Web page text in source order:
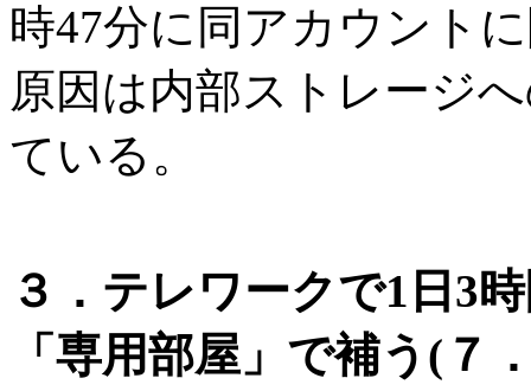
時47分に同アカウント
原因は内部ストレージ
ている。
３．テレワークで1日3
「専用部屋」で補う(